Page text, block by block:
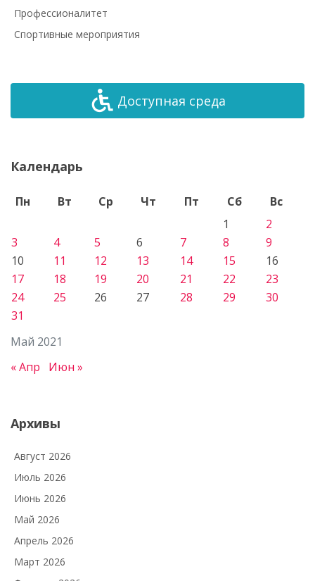
Профессионалитет
Спортивные мероприятия
Доступная среда
Календарь
Май 2021
Пн Вт Ср Чт Пт Сб
Вс
1
2
3
4 5 6 7 8
9
10
11 12 13 14 15
16
17
18 19 20 21 22
23
24
25 26 27 28 29
30
31
« Апр Июн »
Архивы
Август 2026
Июль 2026
Июнь 2026
Май 2026
Апрель 2026
Март 2026